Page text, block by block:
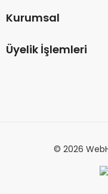
Kurumsal
Üyelik İşlemleri
© 2026